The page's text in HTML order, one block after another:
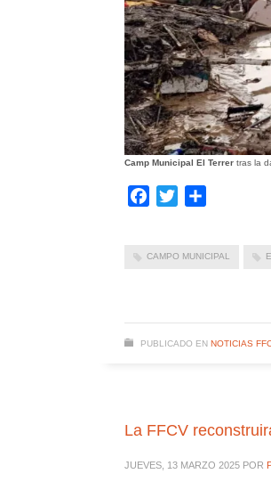
Camp Municipal El Terrertras la
Facebook
Twitter
CAMPO MUNICIPAL
PUBLICADO EN NOTICIAS
La FFCV
JUEVES, 13 MARZO 2025 POR